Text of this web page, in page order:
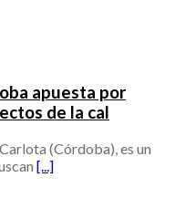
apuesta por
de la cal
(Córdoba), es un
[...]